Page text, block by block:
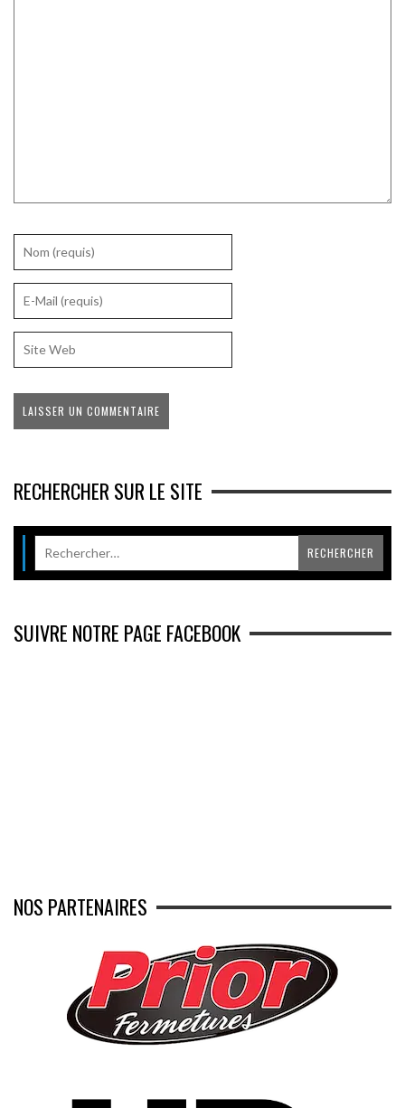
RECHERCHER SUR LE SITE
SUIVRE NOTRE PAGE FACEBOOK
NOS PARTENAIRES